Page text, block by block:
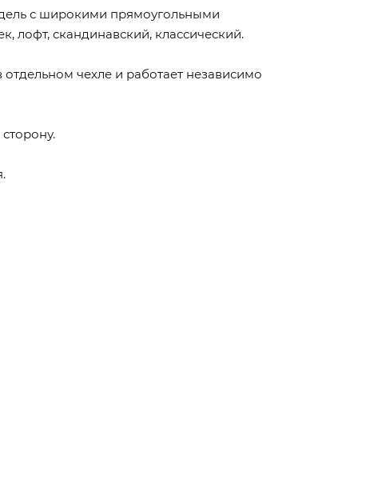
с широкими прямоугольными
скандинавский, классический.
чехле и работает независимо